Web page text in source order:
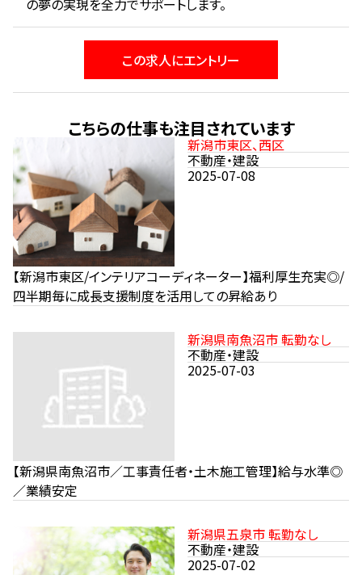
この求人にエントリー
こちらの仕事も注目されています
新潟市東区、西区
不動産・建設
2025-07-08
【新潟市東区/インテリアコーディネーター】福利厚生充実◎/
四半期毎に成長支援制度を活用しての昇給あり
新潟県南魚沼市 転勤なし
不動産・建設
2025-07-03
【新潟県南魚沼市／工事責任者・土木施工管理】給与水準◎
／業績安定
新潟県五泉市 転勤なし
不動産・建設
2025-07-02